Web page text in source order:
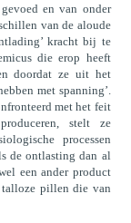
en van onder
van de aloude
kracht bij te
die erop heeft
doordat ze uit het
met spanning’.
met het feit
stelt ze
processen
de ontlasting dan al
een ander product
pillen die van